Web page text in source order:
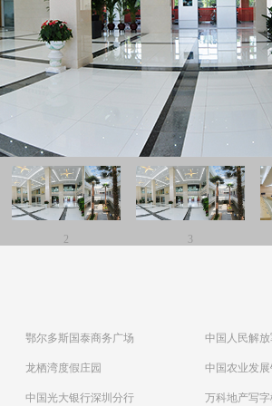
2 3
鄂尔多斯国泰商务广场
龙栖湾度假庄园
中国光大银行深圳分行
中国人民解
中国农业发
万科地产写